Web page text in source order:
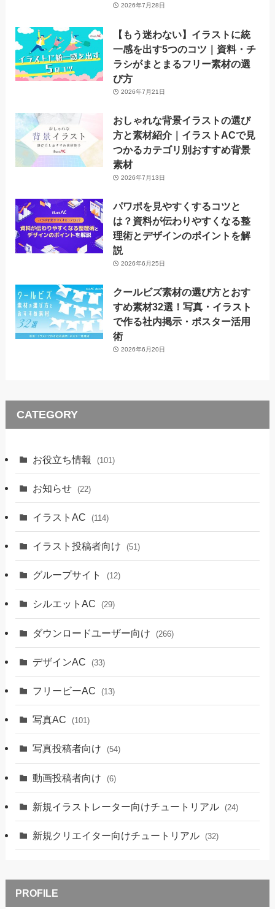
2026年7月28日
【もう迷わない】イラストに統
一感を出す5つのコツ｜資料・チ
ラシがまとまるフリー素材の選
び方
2026年7月21日
おしゃれな背景イラストの選び
方と素材紹介｜イラストACで見
つかるカテゴリ別おすすめ背景
素材
2026年7月13日
パワポを見やすくするコツと
は？資料が伝わりやすくなる整
理術とデザインのポイントを解
説
2026年6月25日
クールビズ素材の選び方とおす
すめ素材32選！写真・イラスト
で作る社内掲示・ポスター活用
術
2026年6月20日
CATEGORY
お役立ち情報 (101)
お知らせ (22)
イラストAC (114)
イラスト投稿者向け (51)
グループサイト (12)
シルエットAC (29)
ダウンロードユーザー向け (266)
デザインAC (33)
フリービーAC (13)
写真AC (101)
写真投稿者向け (54)
動画投稿者向け (6)
新規イラストレーター向けチュートリアル (24)
新規クリエイター向けチュートリアル (32)